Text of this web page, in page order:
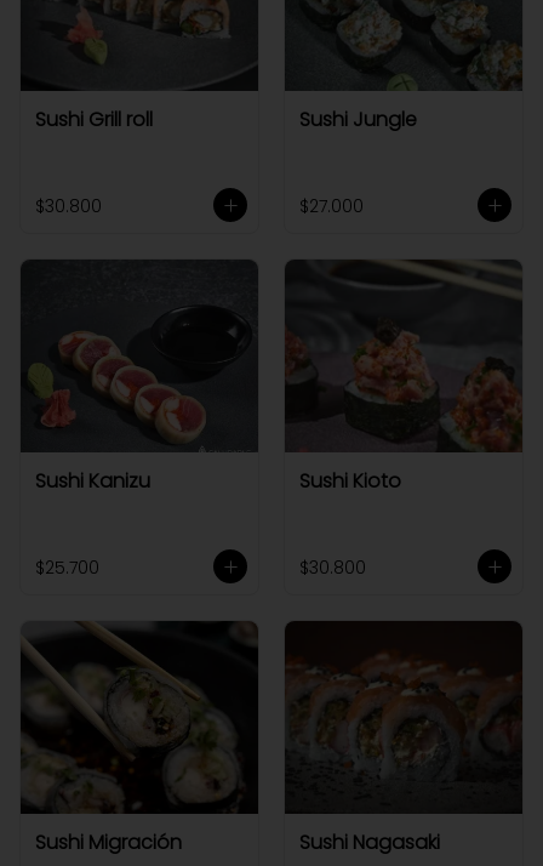
Sushi Grill roll
$30.800
Sushi Jungle
$27.000
Sushi Kanizu
$25.700
Sushi Kioto
$30.800
Sushi Migración Sushi Nagasaki